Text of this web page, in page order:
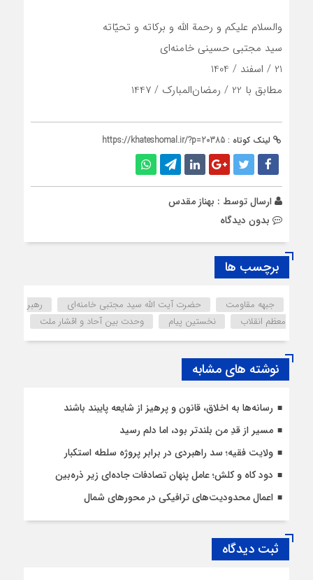
والسلام علیکم و رحمة اللّه و برکاته و تحیّاته
سید مجتبی حسینی خامنه‌ای
21 / اسفند / 1404
مطابق با 22 / رمضان‌المبارک / 1447
لینک کوتاه : https://khateshomal.ir/?p=20385
ارسال توسط : بهناز مقدس
بدون دیدگاه
برچسب ها
جبهه مقاومت حضرت آیت الله سید مجتبی خامنه‌ای
رهبر
معظم انقلاب
نخستین پیام وحدت بین آحاد و اقشار ملت
نوشته های مشابه
رسانه‌ها به اخلاق، قانون و پرهیز از شایعه پایبند باشند
مسیر از قدِ من بلندتر بود، اما دلم رسید
ولایت فقیه؛ سد راهبردی در برابر پروژه سلطه استکبار
دود کاه و کلش؛ عامل پنهان تصادفات جاده‌ای زیر ذره‌بین
اعمال محدودیت‌‌های ترافیکی در محورهای شمال
ثبت دیدگاه